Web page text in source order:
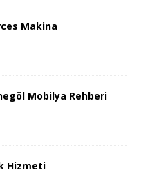
Makina
Mobilya Rehberi
Hizmeti